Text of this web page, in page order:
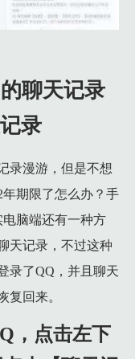
聊天记录
录
录漫游，但是不想
期限了怎么办？手
脑端还有一种方
天记录，不过这种
录了QQ，并且聊天
复回来。
，点击左下